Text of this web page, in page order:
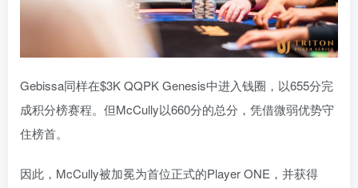
Gebissa同样在$3K QQPK Genesis中进入钱圈，以655分完
成积分榜赛程。但McCully以660分的总分，凭借微弱优势守
住榜首。
因此，McCully被加冕为首位正式的Player ONE，并获得